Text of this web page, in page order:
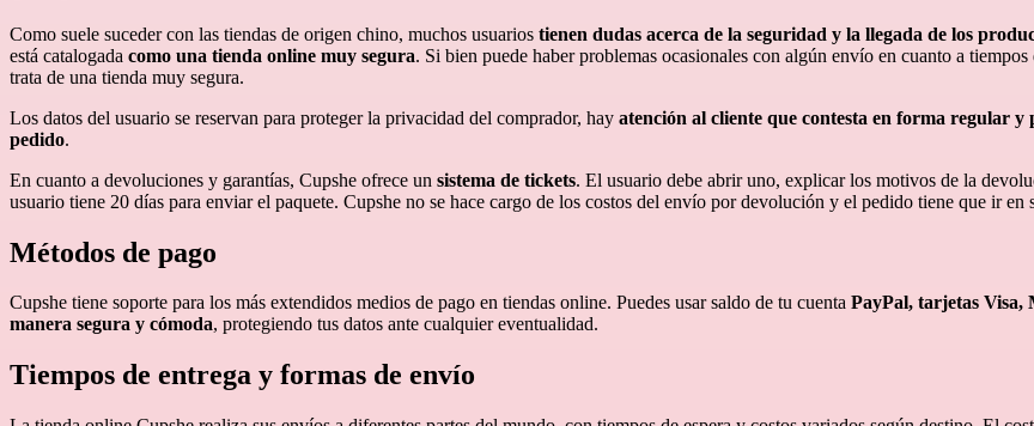
Como suele suceder con las tiendas de origen chino, muchos usuarios tienen dudas acerca de la seguridad y la llegada de los
está catalogada como una tienda online muy segura. Si bien puede haber problemas ocasionales con algún envío en cuanto a
trata de una tienda muy segura.
Los datos del usuario se reservan para proteger la privacidad del comprador, hay atención al cliente que contesta en forma regular
pedido.
En cuanto a devoluciones y garantías, Cupshe ofrece un sistema de tickets. El usuario debe abrir uno, explicar los motivos de la
usuario tiene 20 días para enviar el paquete. Cupshe no se hace cargo de los costos del envío por devolución y el pedido tiene que ir en
Métodos de pago
Cupshe tiene soporte para los más extendidos medios de pago en tiendas online. Puedes usar saldo de tu cuenta PayPal, tarjetas Visa,
manera segura y cómoda, protegiendo tus datos ante cualquier eventualidad.
Tiempos de entrega y formas de envío